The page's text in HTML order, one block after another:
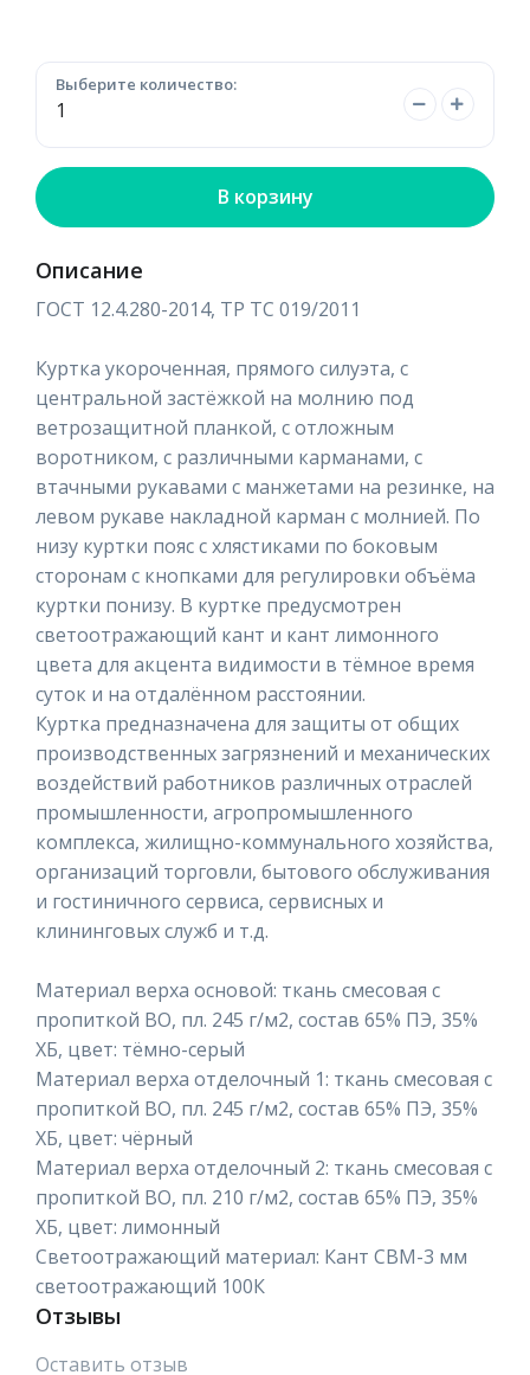
Выберите количество:
В корзину
Описание
ГОСТ 12.4.280-2014, ТР ТС 019/2011
Куртка укороченная, прямого силуэта, с
центральной застёжкой на молнию под
ветрозащитной планкой, с отложным
воротником, с различными карманами, с
втачными рукавами с манжетами на резинке, на
левом рукаве накладной карман с молнией. По
низу куртки пояс с хлястиками по боковым
сторонам с кнопками для регулировки объёма
куртки понизу. В куртке предусмотрен
светоотражающий кант и кант лимонного
цвета для акцента видимости в тёмное время
суток и на отдалённом расстоянии.
Куртка предназначена для защиты от общих
производственных загрязнений и механических
воздействий работников различных отраслей
промышленности, агропромышленного
комплекса, жилищно-коммунального хозяйства,
организаций торговли, бытового обслуживания
и гостиничного сервиса, сервисных и
клининговых служб и т.д.
Материал верха основой: ткань смесовая с
пропиткой ВО, пл. 245 г/м2, состав 65% ПЭ, 35%
ХБ, цвет: тёмно-серый
Материал верха отделочный 1: ткань смесовая с
пропиткой ВО, пл. 245 г/м2, состав 65% ПЭ, 35%
ХБ, цвет: чёрный
Материал верха отделочный 2: ткань смесовая с
пропиткой ВО, пл. 210 г/м2, состав 65% ПЭ, 35%
ХБ, цвет: лимонный
Светоотражающий материал: Кант СВМ-3 мм
светоотражающий 100К
Отзывы
Оставить отзыв